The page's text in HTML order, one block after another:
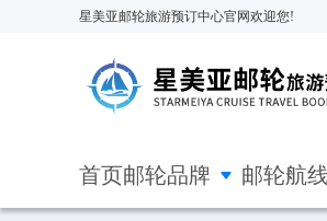
星美亚邮轮旅游预订中心官网欢迎您!
首页邮轮品牌  邮轮航线